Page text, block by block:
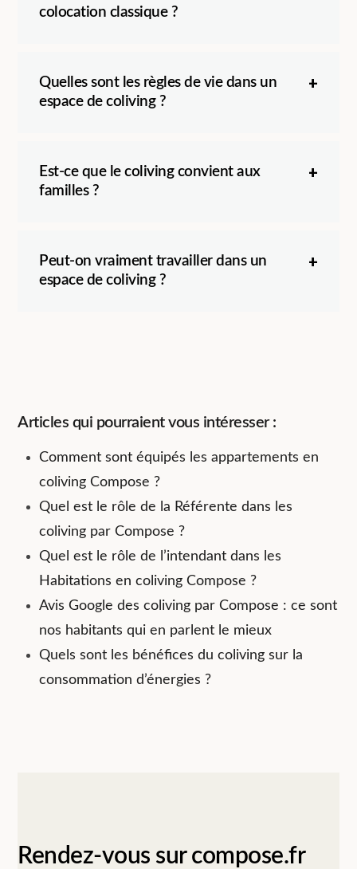
colocation classique ?
Quelles sont les règles de vie dans un
espace de coliving ?
Est-ce que le coliving convient aux
familles ?
Peut-on vraiment travailler dans un
espace de coliving ?
Articles qui pourraient vous intéresser :
Comment sont équipés les appartements en
coliving Compose ?
Quel est le rôle de la Référente dans les
coliving par Compose ?
Quel est le rôle de l’intendant dans les
Habitations en coliving Compose ?
Avis Google des coliving par Compose : ce sont
nos habitants qui en parlent le mieux
Quels sont les bénéfices du coliving sur la
consommation d’énergies ?
Rendez-vous sur compose.fr